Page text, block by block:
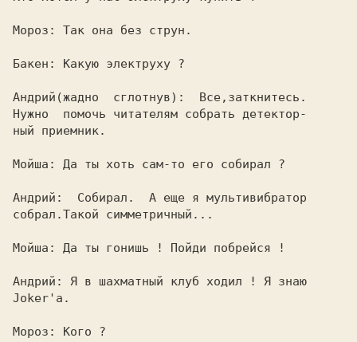
Мороз: Так она без струн.
Бакен: Какую электруху ?
Андрий(жадно  сглотнув):  Все,заткнитесь.
Нужно  помочь читателям собрать детектор-
ный приемник.
Мойша: Да ты хоть сам-то его собирал ?
Андрий:  Собирал.  А еще я мультивибратор
собрал.Такой симметричный...
Мойша: Да ты гонишь ! Пойди побрейся !
Андрий: Я в шахматный клуб ходил ! Я знаю
Joker'а.
Мороз: Кого ?